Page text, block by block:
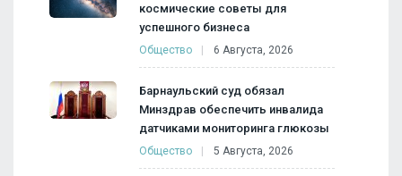
космические советы для
успешного бизнеса
Общество 6 Августа, 2026
Барнаульский суд обязал
Минздрав обеспечить инвалида
датчиками мониторинга глюкозы
Общество 5 Августа, 2026